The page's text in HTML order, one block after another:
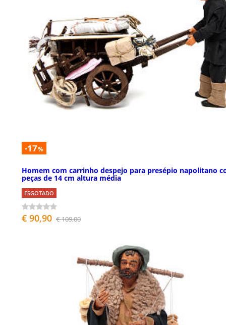
-17%
Homem com carrinho despejo para presépio napolitano
peças de 14 cm altura média
ESGOTADO
€ 90,90 € 109,00